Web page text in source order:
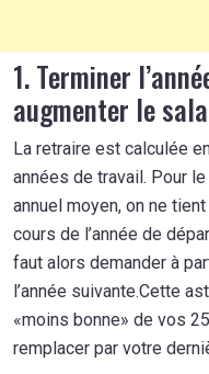
1. Terminer
augmenter le
La retraire est calculée
années de travail. Pour
annuel moyen, on ne
cours de l’année de
faut alors demander à
l’année suivante.Cette
«moins bonne» de vos
remplacer par votre